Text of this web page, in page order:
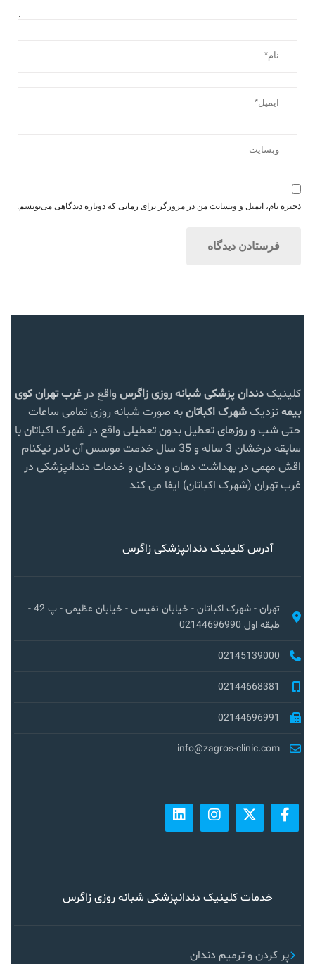
ذخیره نام، ایمیل و وبسایت من در مرورگر برای زمانی که دوباره دیدگاهی می‌نویسم.
کلینیکدندان پزشکی شبانه روزی زاگرس واقع در غرب تهرانکوی
بیمهنزدیکشهرک اکباتانبه صورت شبانه روزی تمامی ساعات
حتی شب و روزهای تعطیل بدون تعطیلی واقع در شهرک اکباتان با
سابقه درخشان 3 ساله و 35 سال خدمت موسس آن نادر نیکنام
اقش مهمی در بهداشت دهان و دندان و خدمات دندانپزشکی در
غرب تهران (شهرک اکباتان) ایفا می کند
آدرس کلینیک دندانپزشکی زاگرس
تهران - شهرک اکباتان - خیابان نفیسی - خیابان عظیمی - پ 42 -
طبقه اول 02144696990
02145139000
02144668381
02144696991
info@zagros-clinic.com
خدمات کلینیک دندانپزشکی شبانه روزی زاگرس
پر کردن و ترمیم دندان